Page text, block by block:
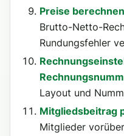
Preise berechnen
Brutto-Netto-
Rundungsfehler
Layout und
Mitgliedsbeitrag
Mitglieder